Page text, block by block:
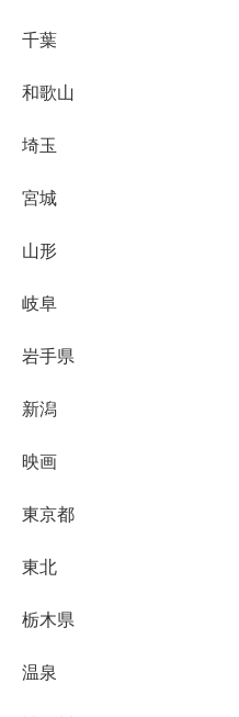
千葉
和歌山
埼玉
宮城
山形
岐阜
岩手県
新潟
映画
東京都
東北
栃木県
温泉